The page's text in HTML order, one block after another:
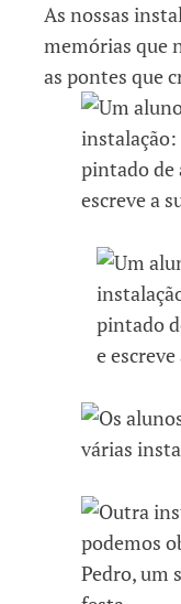
As nossas
memórias que
as pontes que